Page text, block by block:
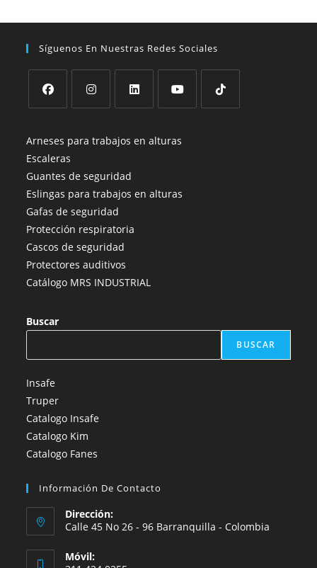
Síguenos En Nuestras Redes Sociales
nueva
pestaña
una
pestaña
abre
una
nueva
pestaña
Arneses para trabajos en alturas
Escaleras
Guantes de seguridad
Eslingas para trabajos en alturas
Gafas de seguridad
Protección respiratoria
Cascos de seguridad
Protectores auditivos
Catálogo MRS INDUSTRIAL
Buscar
BUSCAR
Insafe
Truper
Catalogo Insafe
Catalogo Kim
Catalogo Fanes
Información De Contacto
Dirección:
Calle 45 No 26 - 96 Barranquilla - Colombia
Móvil: